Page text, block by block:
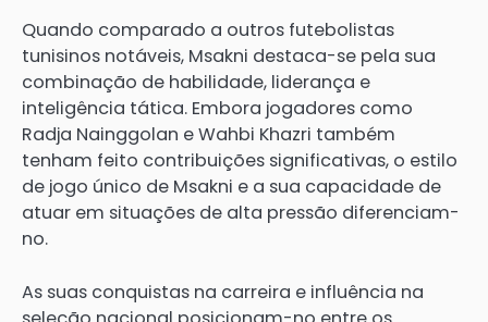
Quando comparado a outros futebolistas
tunisinos notáveis, Msakni destaca-se pela sua
combinação de habilidade, liderança e
inteligência tática. Embora jogadores como
Radja Nainggolan e Wahbi Khazri também
tenham feito contribuições significativas, o estilo
de jogo único de Msakni e a sua capacidade de
atuar em situações de alta pressão diferenciam-
no.
As suas conquistas na carreira e influência na